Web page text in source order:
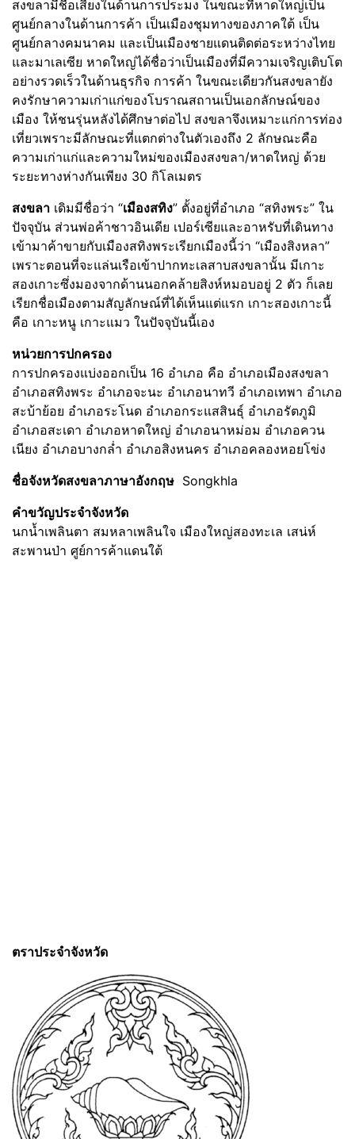
สงขลามีชื่อเสียงในด้านการประมง ในขณะที่หาดใหญ่เป็น
ศูนย์กลางในด้านการค้า เป็นเมืองชุมทางของภาคใต้ เป็น
ศูนย์กลางคมนาคม และเป็นเมืองชายแดนติดต่อระหว่างไทย
และมาเลเซีย หาดใหญ่ได้ชื่อว่าเป็นเมืองที่มีความเจริญเติบโต
อย่างรวดเร็วในด้านธุรกิจ การค้า ในขณะเดียวกันสงขลายัง
คงรักษาความเก่าแก่ของโบราณสถานเป็นเอกลักษณ์ของ
เมือง ให้ชนรุ่นหลังได้ศึกษาต่อไป สงขลาจึงเหมาะแก่การท่อง
เที่ยวเพราะมีลักษณะที่แตกต่างในตัวเองถึง 2 ลักษณะคือ
ความเก่าแก่และความใหม่ของเมืองสงขลา/หาดใหญ่ ด้วย
ระยะทางห่างกันเพียง 30 กิโลเมตร
สงขลา เดิมมีชื่อว่า “เมืองสทิง” ตั้งอยู่ที่อำเภอ “สทิงพระ” ใน
ปัจจุบัน ส่วนพ่อค้าชาวอินเดีย เปอร์เซียและอาหรับที่เดินทาง
เข้ามาค้าขายกับเมืองสทิงพระเรียกเมืองนี้ว่า “เมืองสิงหลา”
เพราะตอนที่จะแล่นเรือเข้าปากทะเลสาบสงขลานั้น มีเกาะ
สองเกาะซึ่งมองจากด้านนอกคล้ายสิงห์หมอบอยู่ 2 ตัว ก็เลย
เรียกชื่อเมืองตามสัญลักษณ์ที่ได้เห็นแต่แรก เกาะสองเกาะนี้
คือ เกาะหนู เกาะแมว ในปัจจุบันนี้เอง
หน่วยการปกครอง
การปกครองแบ่งออกเป็น 16 อำเภอ คือ อำเภอเมืองสงขลา
อำเภอสทิงพระ อำเภอจะนะ อำเภอนาทวี อำเภอเทพา อำเภอ
สะบ้าย้อย อำเภอระโนด อำเภอกระแสสินธุ์ อำเภอรัตภูมิ
อำเภอสะเดา อำเภอหาดใหญ่ อำเภอนาหม่อม อำเภอควน
เนียง อำเภอบางกล่ำ อำเภอสิงหนคร อำเภอคลองหอยโข่ง
ชื่อจังหวัดสงขลาภาษาอังกฤษ Songkhla
คำขวัญประจำจังหวัด
นกน้ำเพลินตา สมหลาเพลินใจ เมืองใหญ่สองทะเล เสน่ห์
สะพานป่า ศูย์การค้าแดนใต้
ตราประจำจังหวัด